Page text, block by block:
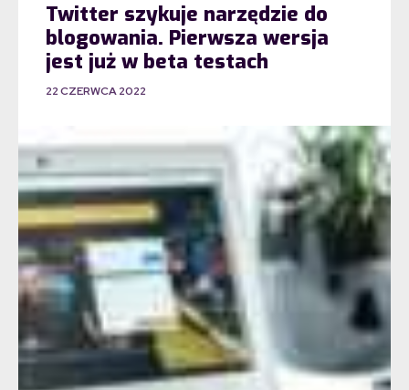
Twitter szykuje narzędzie do
blogowania. Pierwsza wersja
jest już w beta testach
22 CZERWCA 2022